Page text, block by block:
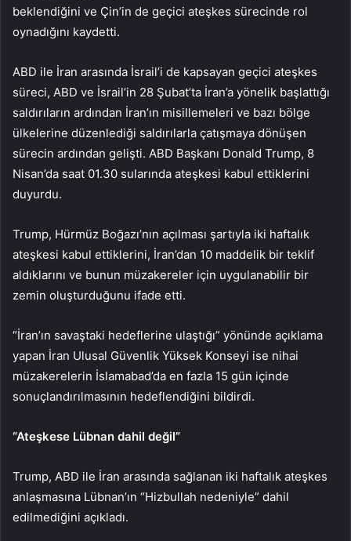
beklendiğini ve Çin’in de geçici ateşkes sürecinde rol
oynadığını kaydetti.
ABD ile İran arasında İsrail’i de kapsayan geçici ateşkes
süreci, ABD ve İsrail’in 28 Şubat’ta İran’a yönelik başlattığı
saldırıların ardından İran’ın misillemeleri ve bazı bölge
ülkelerine düzenlediği saldırılarla çatışmaya dönüşen
sürecin ardından gelişti. ABD Başkanı Donald Trump, 8
Nisan’da saat 01.30 sularında ateşkesi kabul ettiklerini
duyurdu.
Trump, Hürmüz Boğazı’nın açılması şartıyla iki haftalık
ateşkesi kabul ettiklerini, İran’dan 10 maddelik bir teklif
aldıklarını ve bunun müzakereler için uygulanabilir bir
zemin oluşturduğunu ifade etti.
“İran’ın savaştaki hedeflerine ulaştığı” yönünde açıklama
yapan İran Ulusal Güvenlik Yüksek Konseyi ise nihai
müzakerelerin İslamabad’da en fazla 15 gün içinde
sonuçlandırılmasının hedeflendiğini bildirdi.
“Ateşkese Lübnan dahil değil”
Trump, ABD ile İran arasında sağlanan iki haftalık ateşkes
anlaşmasına Lübnan’ın “Hizbullah nedeniyle” dahil
edilmediğini açıkladı.